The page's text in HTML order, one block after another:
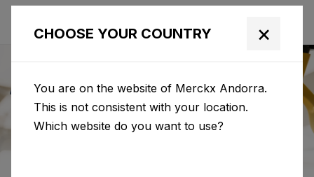
Category: News
CHOOSE YOUR COUNTRY ×
You are on the website of Merckx Andorra.
This is not consistent with your location.
Which website do you want to use?